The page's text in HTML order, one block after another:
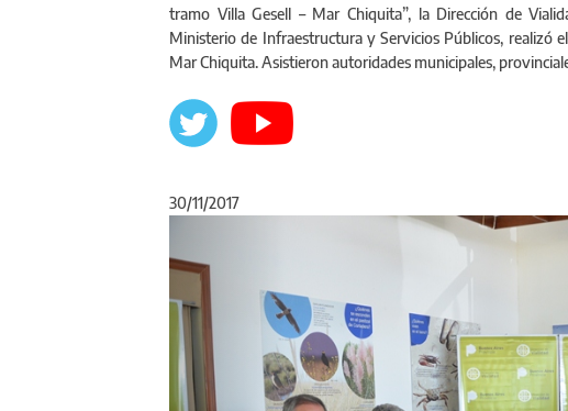
tramo Villa Gesell – Mar Chiquita”, la Dirección de
Ministerio de Infraestructura y Servicios Públicos, realizó
Mar Chiquita. Asistieron autoridades municipales,
30/11/2017